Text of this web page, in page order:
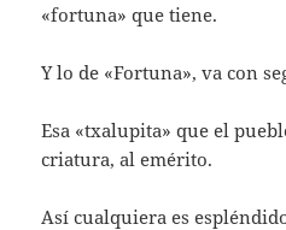
«fortuna» que tiene.
Y lo de «Fortuna», va con
Esa «txalupita» que el
criatura, al emérito.
Así cualquiera es